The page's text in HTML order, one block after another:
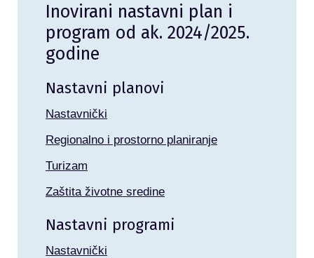
Inovirani nastavni plan i
program od ak. 2024/2025.
godine
Nastavni planovi
Nastavnički
Regionalno i prostorno planiranje
Turizam
Zaštita životne sredine
Nastavni programi
Nastavnički